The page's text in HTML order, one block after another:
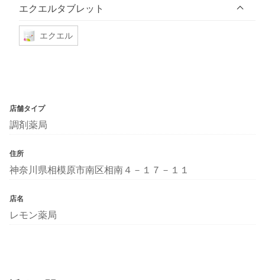
エクエルタブレット
エクエル
店舗タイプ
調剤薬局
住所
神奈川県相模原市南区相南４－１７－１１
店名
レモン薬局